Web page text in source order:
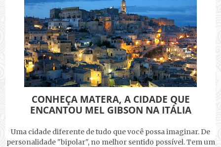
CONHEÇA MATERA, A CIDADE QUE
ENCANTOU MEL GIBSON NA ITÁLIA
Uma cidade diferente de tudo que você possa imaginar. De
personalidade "bipolar", no melhor sentido possível. Tem um